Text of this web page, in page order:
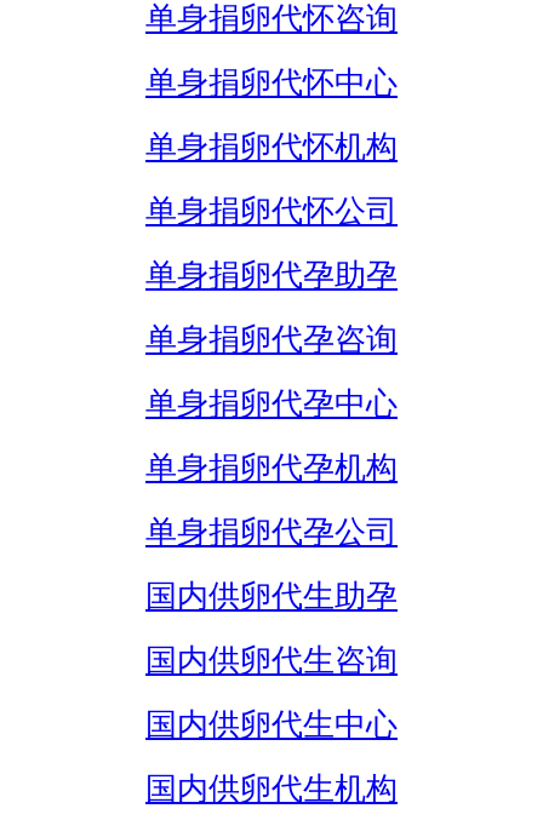
单身捐卵代怀咨询
单身捐卵代怀中心
单身捐卵代怀机构
单身捐卵代怀公司
单身捐卵代孕助孕
单身捐卵代孕咨询
单身捐卵代孕中心
单身捐卵代孕机构
单身捐卵代孕公司
国内供卵代生助孕
国内供卵代生咨询
国内供卵代生中心
国内供卵代生机构